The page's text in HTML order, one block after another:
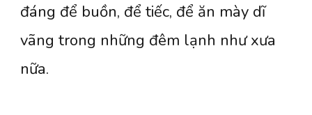
free
đáng để buồn, để tiếc, để ăn mày dĩ
vãng trong những đêm lạnh như xưa
nữa.